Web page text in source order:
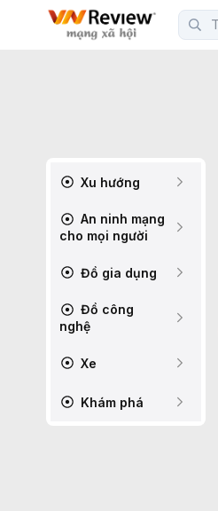
Xu hướng
An ninh mạng
cho mọi người
Đồ gia dụng
Đồ công
nghệ
Xe
Khám phá